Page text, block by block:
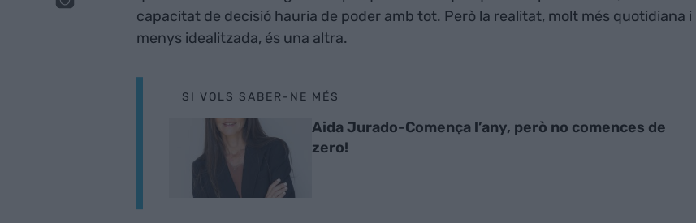
capacitat de decisió hauria de poder amb tot. Però la realitat, molt més quotidiana i
menys idealitzada, és una altra.
SI VOLS SABER-NE MÉS
Aida Jurado-Comença l’any, però no comences de
zero!